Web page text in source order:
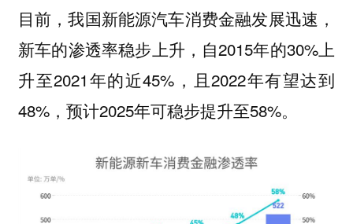
目前，我国新能源汽车消费金融发展迅速，
新车的渗透率稳步上升，自2015年的30%上
升至2021年的近45%，且2022年有望达到
48%，预计2025年可稳步提升至58%。